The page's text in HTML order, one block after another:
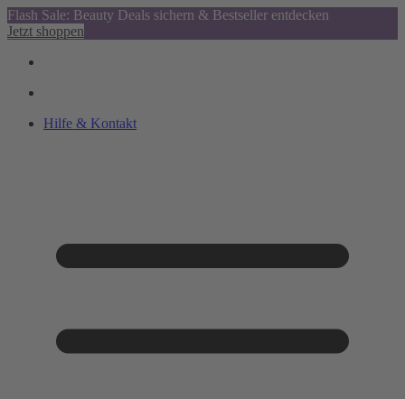
Flash Sale: Beauty Deals sichern & Bestseller entdecken
Jetzt shoppen
Hilfe & Kontakt